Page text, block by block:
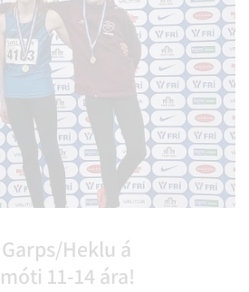
Heklu á
11-14 ára!